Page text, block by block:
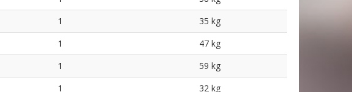
1
35 kg
1
47 kg
1
59 kg
1
32 kg